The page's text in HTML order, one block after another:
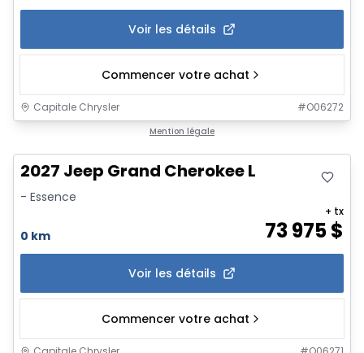
Voir les détails
Commencer votre achat
Capitale Chrysler #O06272
Mention légale
2027 Jeep Grand Cherokee L
- Essence
0 km 73 975$
+ tx
Voir les détails
Commencer votre achat